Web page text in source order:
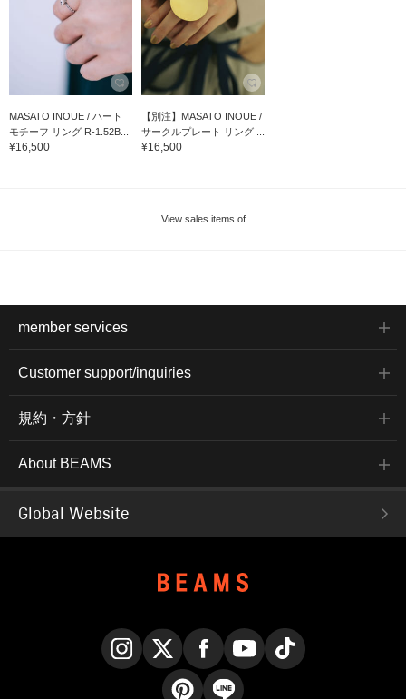
MASATO INOUE / ハート
モチーフ リング R-1.52B...
¥16,500
【別注】MASATO INOUE /
サークルプレート リング ...
¥16,500
View sales items of
member services
Customer support/inquiries
規約・方針
About BEAMS
Global Website